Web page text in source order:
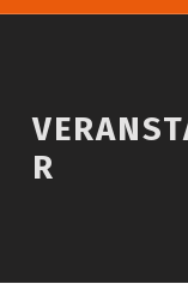
R